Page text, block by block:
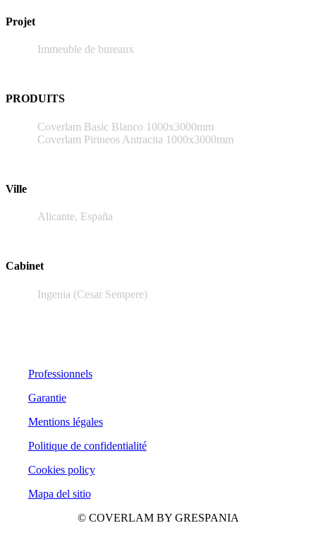
Projet
Immeuble de bureaux
PRODUITS
Coverlam Basic Blanco 1000x3000mm
Coverlam Pirineos Antracita 1000x3000mm
Ville
Alicante, España
Cabinet
Ingenia (Cesar Sempere)
Professionnels
Garantie
Mentions légales
Politique de confidentialité
Cookies policy
Mapa del sitio
© COVERLAM BY GRESPANIA